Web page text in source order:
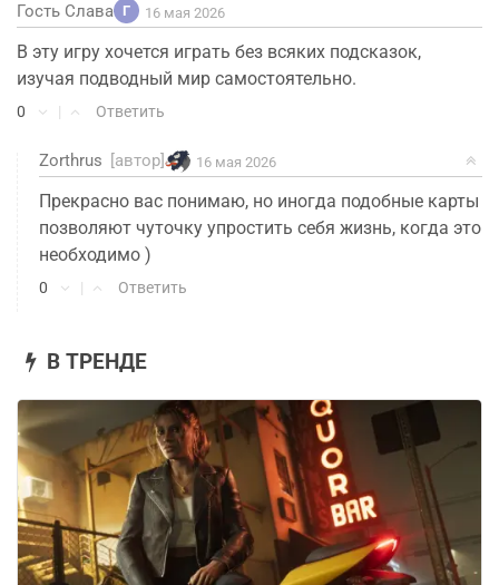
Гость Слава Г 16 мая 2026
В эту игру хочется играть без всяких подсказок,
изучая подводный мир самостоятельно.
0 | Ответить
Zorthrus [автор] 16 мая 2026
Прекрасно вас понимаю, но иногда подобные карты
позволяют чуточку упростить себя жизнь, когда это
необходимо )
0 | Ответить
В ТРЕНДЕ